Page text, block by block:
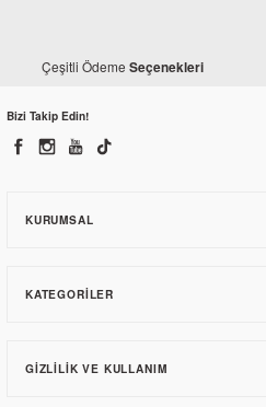
Çeşitli Ödeme Seçenekleri
Bizi Takip Edin!
KURUMSAL
KATEGORILER
GIZLILIK VE KULLANIM